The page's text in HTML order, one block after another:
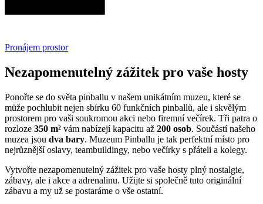
Pronájem prostor
Nezapomenutelný zážitek pro vaše hosty
Ponořte se do světa pinballu v našem unikátním muzeu, které se
může pochlubit nejen sbírku 60 funkčních pinballů, ale i skvělým
prostorem pro vaši soukromou akci nebo firemní večírek. Tři patra o
rozloze 350 m² vám nabízejí kapacitu až 200 osob. Součástí našeho
muzea jsou dva bary. Muzeum Pinballu je tak perfektní místo pro
nejrůznější oslavy, teambuildingy, nebo večírky s přáteli a kolegy.
Vytvořte nezapomenutelný zážitek pro vaše hosty plný nostalgie,
zábavy, ale i akce a adrenalinu. Užijte si společně tuto originální
zábavu a my už se postaráme o vše ostatní.